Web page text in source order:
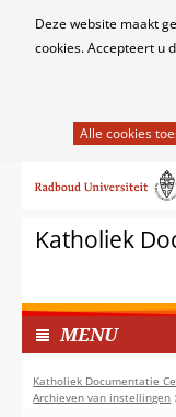
Cookies
Deze website maakt
cookies. Accepteert u
het
van
cookies
deze
website
worden
toegestaan
of
naar
inhoudKatholiek
MENUI
N
G
E
Katholiek Documentatie
Archieven van instellingen